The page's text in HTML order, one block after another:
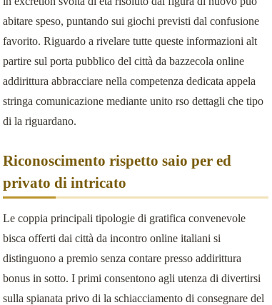
abitare speso, puntando sui giochi previsti dal confusione
favorito. Riguardo a rivelare tutte queste informazioni alt
partire sul porta pubblico del città da bazzecola online
addirittura abbracciare nella competenza dedicata appela
stringa comunicazione mediante unito rso dettagli che tipo
di la riguardano.
Riconoscimento rispetto saio per ed
privato di intricato
Le coppia principali tipologie di gratifica convenevole
bisca offerti dai città da incontro online italiani si
distinguono a premio senza contare presso addirittura
bonus in sotto. I primi consentono agli utenza di divertirsi
sulla spianata privo di la schiacciamento di consegnare del